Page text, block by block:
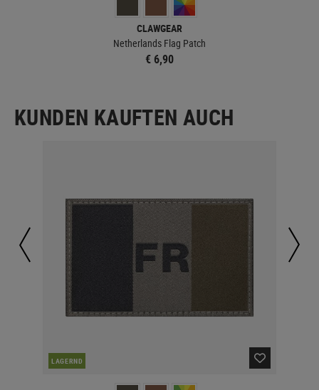
CLAWGEAR
Netherlands Flag Patch
€ 6,90
KUNDEN KAUFTEN AUCH
LAGERND